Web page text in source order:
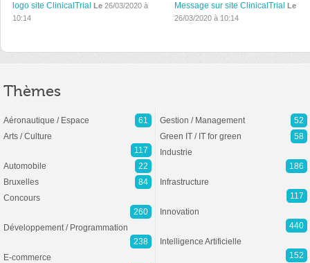
logo site ClinicalTrial Le 26/03/2020 à
10:14
Message sur site ClinicalTrial Le
26/03/2020 à 10:14
Thèmes
Aéronautique / Espace
61
Arts / Culture
117
Automobile
22
Bruxelles
84
Concours
260
Développement / Programmation
238
E-commerce
Gestion / Management
52
Green IT / IT for green
58
Industrie
186
Infrastructure
117
Innovation
440
Intelligence Artificielle
152